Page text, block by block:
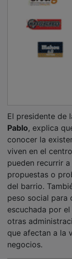
El presidente de
Pablo, explica
conocer la
viven en el
pueden recurrir
propuestas o
del barrio.
peso social para
escuchada por el
otras
que afectan a la
negocios.